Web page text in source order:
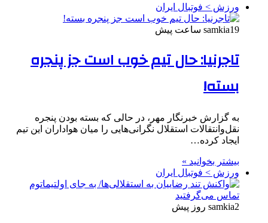
ورزش > فوتبال ایران
samkia19 ساعت پیش
تاجرنیا: حال تیم خوب است جز پنجره
بسته!
به گزارش خبرنگار مهر، در حالی که بسته بودن پنجره
نقل‌وانتقالات استقلال نگرانی‌هایی را میان هواداران این تیم
ایجاد کرده…
بیشتر بخوانید »
ورزش > فوتبال ایران
samkia2 روز پیش